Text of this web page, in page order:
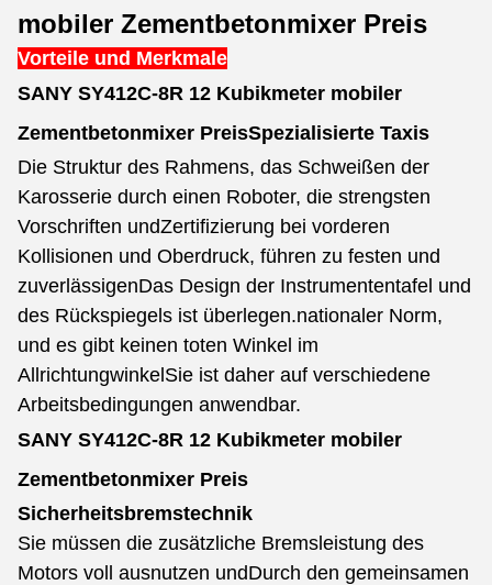
mobiler Zementbetonmixer Preis
Vorteile und Merkmale
SANY SY412C-8R 12 Kubikmeter mobiler
Zementbetonmixer PreisSpezialisierte Taxis
Die Struktur des Rahmens, das Schweißen der
Karosserie durch einen Roboter, die strengsten
Vorschriften undZertifizierung bei vorderen
Kollisionen und Oberdruck, führen zu festen und
zuverlässigenDas Design der Instrumententafel und
des Rückspiegels ist überlegen.nationaler Norm,
und es gibt keinen toten Winkel im
Allrichtungwinkel Sie ist daher auf verschiedene
Arbeitsbedingungen anwendbar.
SANY SY412C-8R 12 Kubikmeter mobiler
Zementbetonmixer Preis
Sicherheitsbremstechnik
Sie müssen die zusätzliche Bremsleistung des
Motors voll ausnutzen undDurch den gemeinsamen